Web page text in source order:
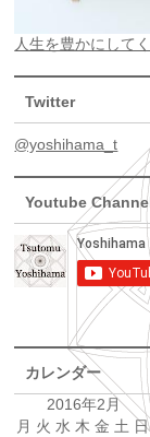
人生を豊かにして
Twitter
@yoshihama_t
Youtube
カレンダー
2016年2月
月 火 水 木 金 土 日